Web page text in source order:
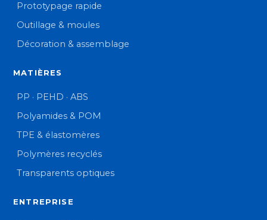
Prototypage rapide
Outillage & moules
Décoration & assemblage
MATIÈRES
PP · PEHD · ABS
Polyamides & POM
TPE & élastomères
Polymères recyclés
Transparents optiques
ENTREPRISE